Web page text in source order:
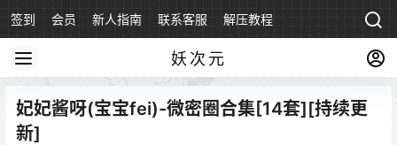
签到 会员 新人指南 联系客服 解压教程
妖次元
妃妃酱呀(宝宝fei)-微密圈合集[14套][持续更
新]